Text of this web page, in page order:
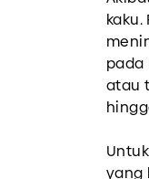
pada
atau
yang